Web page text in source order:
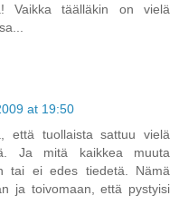
Vaikka täälläkin on vielä
at 19:50
että tuollaista sattuu vielä
Ja mitä kaikkea muuta
tai ei edes tiedetä. Nämä
ja toivomaan, että pystyisi